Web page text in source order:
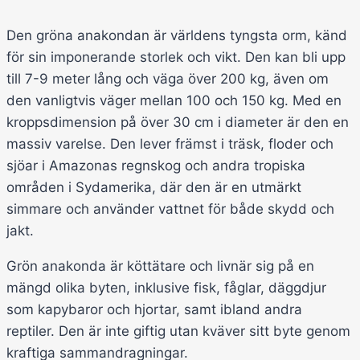
Den gröna anakondan är världens tyngsta orm, känd
för sin imponerande storlek och vikt. Den kan bli upp
till 7-9 meter lång och väga över 200 kg, även om
den vanligtvis väger mellan 100 och 150 kg. Med en
kroppsdimension på över 30 cm i diameter är den en
massiv varelse. Den lever främst i träsk, floder och
sjöar i Amazonas regnskog och andra tropiska
områden i Sydamerika, där den är en utmärkt
simmare och använder vattnet för både skydd och
jakt.
Grön anakonda är köttätare och livnär sig på en
mängd olika byten, inklusive fisk, fåglar, däggdjur
som kapybaror och hjortar, samt ibland andra
reptiler. Den är inte giftig utan kväver sitt byte genom
kraftiga sammandragningar.